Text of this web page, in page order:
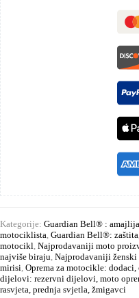
Kategorije: Guardian Bell® :
motociklista, Guardian Bell®:
motocikl, Najprodavaniji moto
najviše biraju, Najprodavaniji
mirisi, Oprema za motocikle:
dijelovi: rezervni dijelovi, moto
rasvjeta, prednja svjetla, žmigavci